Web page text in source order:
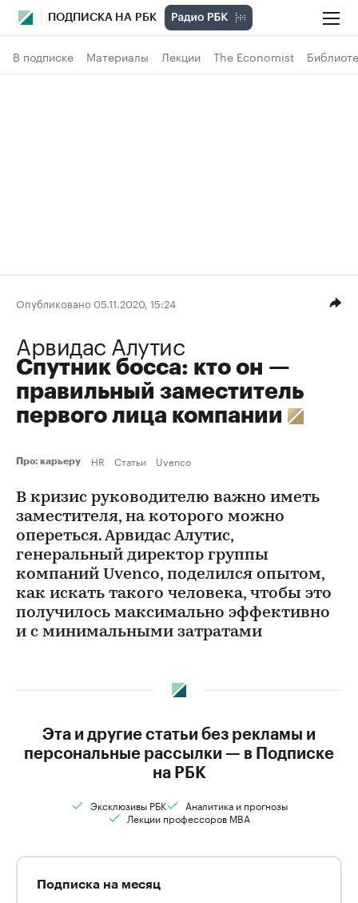
ПОДПИСКА НА РБК
В подписке Материалы Лекции The Economist
Опубликовано 05.11.2020, 15:24
Арвидас Алутис
Спутник босса: кто он —
правильный заместитель
первого лица компании
Про: карьеру HR Статьи Uvenco
В кризис руководителю важно иметь
заместителя, на которого можно
опереться. Арвидас Алутис,
генеральный директор группы
компаний Uvenco, поделился опытом,
как искать такого человека, чтобы это
получилось максимально эффективно
и с минимальными затратами
Эта и другие статьи без рекламы и
персональные рассылки — в Подписке
на РБК
Эксклюзивы РБК
Аналитика и прогнозы
Лекции профессоров MBA
Подписка на месяц